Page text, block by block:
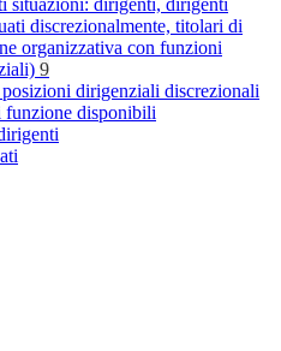
situazioni: dirigenti, dirigenti
discrezionalmente, titolari di
organizzativa con funzioni
9
dirigenziali discrezionali
funzione disponibili